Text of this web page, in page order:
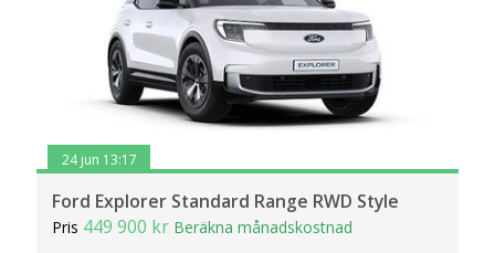
24 jun 13:17
Ford Explorer Standard Range RWD Style
Pris 449 900 kr Beräkna månadskostnad